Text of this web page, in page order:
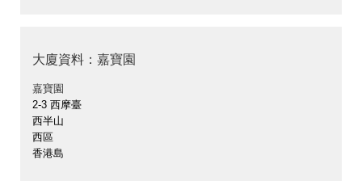
大廈資料：嘉寶園
嘉寶園
2-3 西摩臺
西半山
西區
香港島